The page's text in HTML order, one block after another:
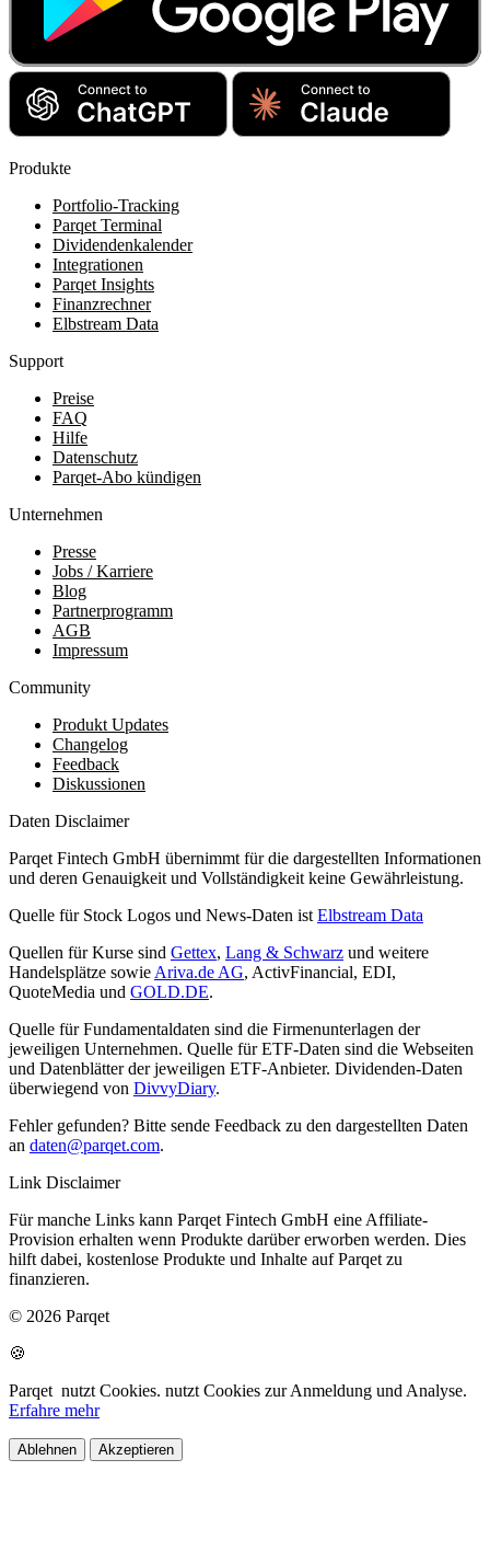
Produkte
Portfolio-Tracking
Parqet Terminal
Dividendenkalender
Integrationen
Parqet Insights
Finanzrechner
Elbstream Data
Support
Preise
FAQ
Hilfe
Datenschutz
Parqet-Abo kündigen
Unternehmen
Presse
Jobs / Karriere
Blog
Partnerprogramm
AGB
Impressum
Community
Produkt Updates
Changelog
Feedback
Diskussionen
Daten Disclaimer
Parqet Fintech GmbH übernimmt für die dargestellten Informationen
und deren Genauigkeit und Vollständigkeit keine Gewährleistung.
Quelle für Stock Logos und News-Daten ist Elbstream Data
Quellen für Kurse sind Gettex, Lang & Schwarz und weitere
Handelsplätze sowie Ariva.de AG, ActivFinancial, EDI,
QuoteMedia und GOLD.DE.
Quelle für Fundamentaldaten sind die Firmenunterlagen der
jeweiligen Unternehmen. Quelle für ETF-Daten sind die Webseiten
und Datenblätter der jeweiligen ETF-Anbieter. Dividenden-Daten
überwiegend von DivvyDiary.
Fehler gefunden? Bitte sende Feedback zu den dargestellten Daten
an daten@parqet.com.
Link Disclaimer
Für manche Links kann Parqet Fintech GmbH eine Affiliate-
Provision erhalten wenn Produkte darüber erworben werden. Dies
hilft dabei, kostenlose Produkte und Inhalte auf Parqet zu
finanzieren.
© 2026 Parqet
🍪
Parqet nutzt Cookies. nutzt Cookies zur Anmeldung und Analyse.
Erfahre mehr
Ablehnen Akzeptieren